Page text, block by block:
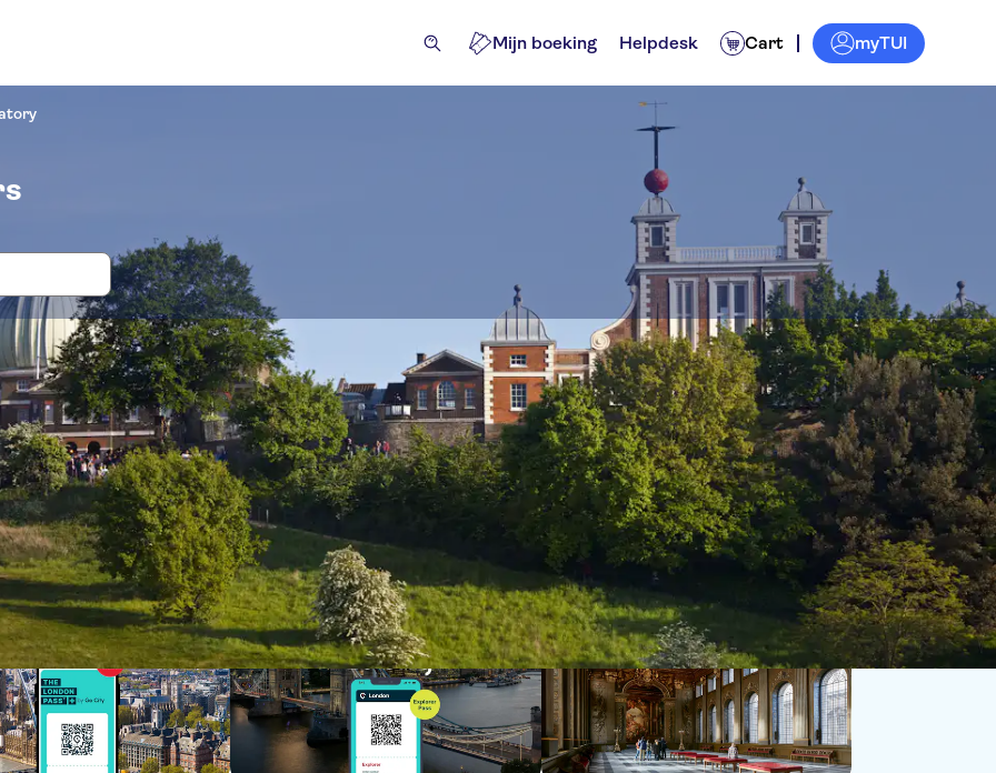
Mijn boeking Helpdesk Cart myTUI
tickets voor Royal Observatory
& Dagtrips Attracties en rondleidingen Excursies voor locals Tickets en evenementen Activiteiten
Sorteren op: